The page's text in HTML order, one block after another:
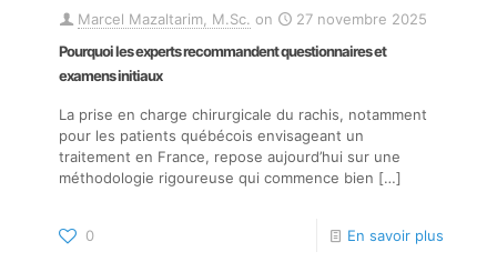
Marcel Mazaltarim, M.Sc. on
27 novembre 2025
Pourquoi les experts recommandent questionnaires et
examens initiaux
La prise en charge chirurgicale du rachis, notamment
pour les patients québécois envisageant un
traitement en France, repose aujourd’hui sur une
méthodologie rigoureuse qui commence bien […]
0 En savoir plus